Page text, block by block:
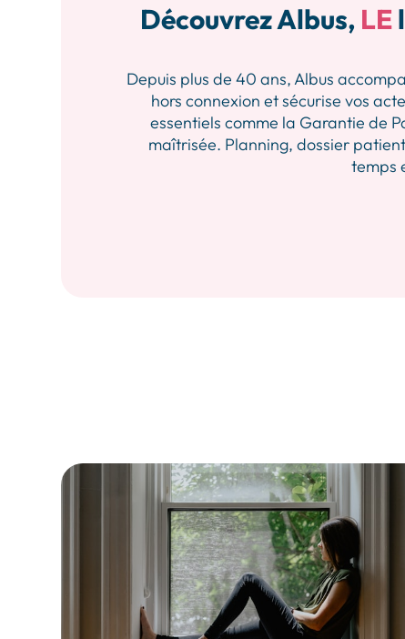
Découvrez Albus, LE
Depuis plus de 40 ans, Albus
hors connexion et sécurise vos
essentiels comme la Garantie de
maîtrisée. Planning, dossier
temps